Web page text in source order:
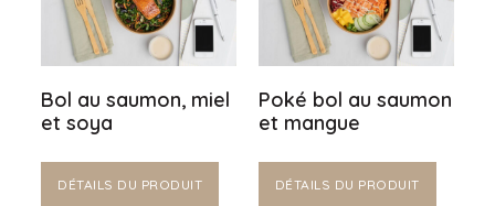
Bol au saumon, miel
et soya
DÉTAILS DU PRODUIT
Poké bol au saumon
et mangue
DÉTAILS DU PRODUIT